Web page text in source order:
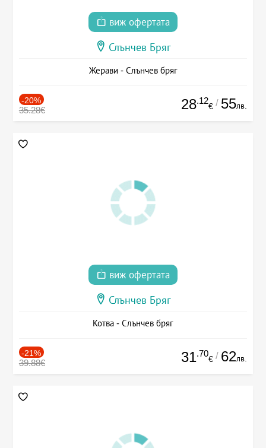
виж офертата
Слънчев Бряг
Жерави - Слънчев бряг
-20%
35.28€ 28.12
€ / 55лв.
виж офертата
Слънчев Бряг
Котва - Слънчев бряг
-21%
39.88€ 31.70
€ / 62лв.